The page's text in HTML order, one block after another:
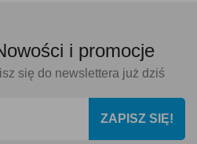
i promocje
się do newslettera już dziś
ZAPISZ SIĘ!